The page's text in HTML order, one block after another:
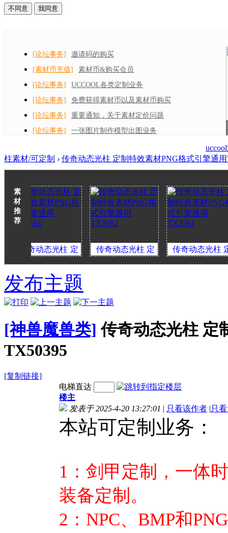
不同意 我同意
[论坛事务]
邀请码的购买
[素材币充值]
素材币&购买会员
[论坛事务]
UCCOOL各类定制业务
[论坛事务]
免费获得素材币以及素材币购买
[论坛事务]
重要通知，关于素材定价问题
[论坛事务]
一张图片制作模型出图业务
柱素材/可定制 › 传奇动态光柱 定制特效素材PNG格式引擎通用
素
材
推
荐
动态光柱 定
引擎通用
TX3563
传奇动态光柱 定
式引擎通用
TX3562
传奇动态光柱 定
发布主题
[神兽魔兽类] 传奇动态光柱 定
TX50395
[复制链接]
电梯直达
楼主
发表于 2025-4-20 13:27:01 | 只看该作者 |只
本站可定制业务：
1：剑甲定制，一体
装备定制。
2：NPC、BMP和